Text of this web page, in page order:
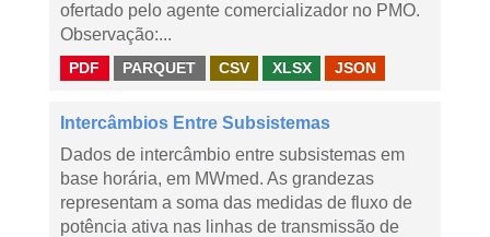
ofertado pelo agente comercializador no PMO.
Observação:...
PDF PARQUET CSV XLSX JSON
Intercâmbios Entre Subsistemas
Dados de intercâmbio entre subsistemas em
base horária, em MWmed. As grandezas
representam a soma das medidas de fluxo de
potência ativa nas linhas de transmissão de